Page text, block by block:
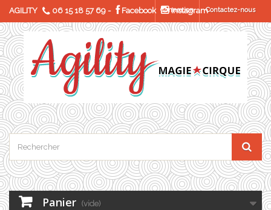
AGILITY 06 15 18 57 69 - Facebook InstagramContactez-nous
Connexion
Panier (vide)